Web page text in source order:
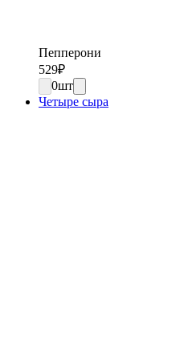
Пепперони
529₽
0шт
Четыре сыра